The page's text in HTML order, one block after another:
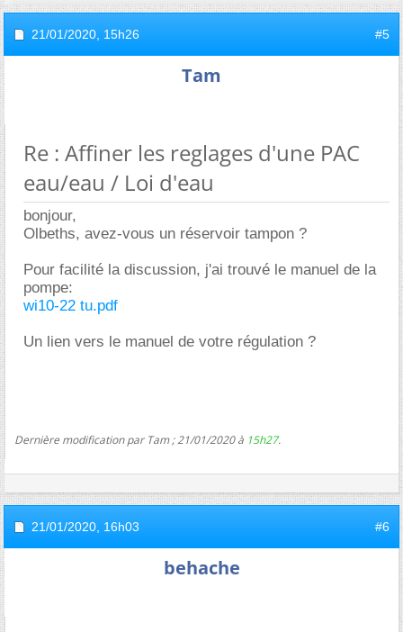
21/01/2020, 15h26 #5
Tam
Re : Affiner les reglages d'une PAC
eau/eau / Loi d'eau
bonjour,
Olbeths, avez-vous un réservoir tampon ?
Pour facilité la discussion, j'ai trouvé le manuel de la
pompe:
wi10-22 tu.pdf
Un lien vers le manuel de votre régulation ?
Dernière modification par Tam ; 21/01/2020 à 15h27.
21/01/2020, 16h03 #6
behache